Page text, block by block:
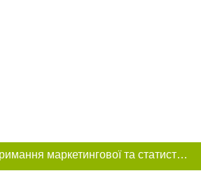
Цей сайт використовує «cookies». Також веб-сайт використовує інтернет-сервіс для збору технічних даних стосовно відвідувачів з метою отримання маркетингової та статистичної інформації. Умови обробки даних відвідувачів сайту див.